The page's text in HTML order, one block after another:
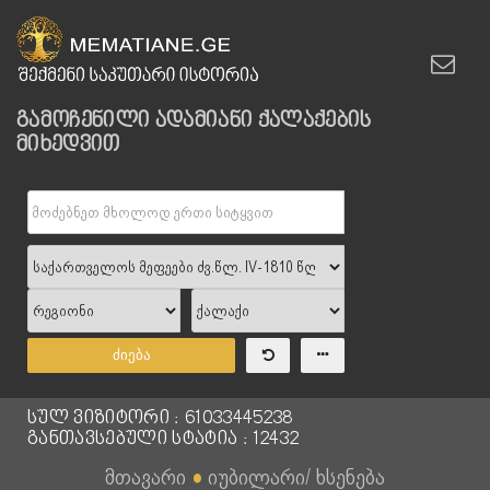
გამოჩენილი ადამიანი ქალაქების
მიხედვით
ძიება
სულ ვიზიტორი : 61033445238
განთავსებული სტატია : 12432
მთავარი ● იუბილარი/ ხსენება